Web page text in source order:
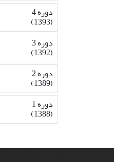
دوره 4
(1393)
دوره 3
(1392)
دوره 2
(1389)
دوره 1
(1388)